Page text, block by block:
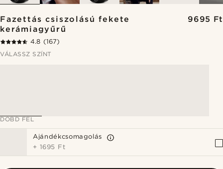
Fazettás csiszolású fekete
kerámiagyűrű
9695 Ft
4.8 (167)
VÁLASSZ SZÍNT
DOBD FEL
Ajándékcsomagolás
+ 1695 Ft